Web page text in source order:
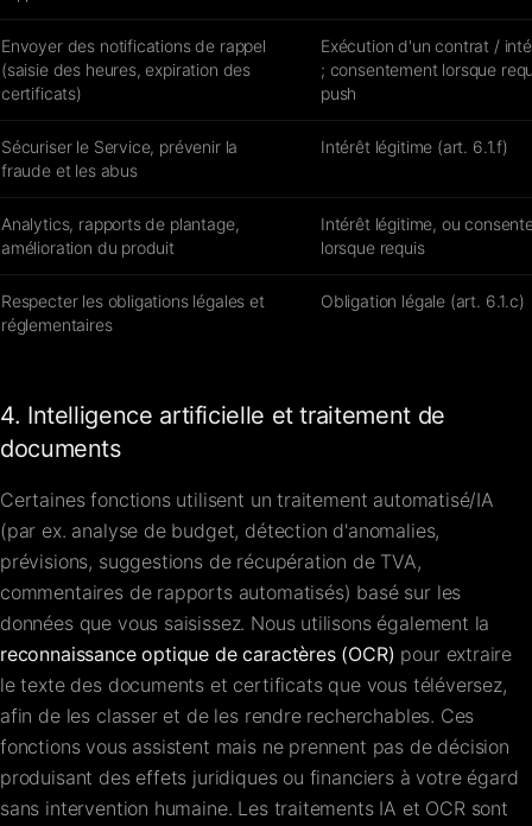
Envoyer des notifications de rappel
(saisie des heures, expiration des
certificats)
Exécution d'un contrat /
; consentement lorsque
push
Sécuriser le Service, prévenir la
fraude et les abus
Intérêt légitime (art. 6.1.f)
Analytics, rapports de plantage,
amélioration du produit
Intérêt légitime, ou
lorsque requis
Respecter les obligations légales et
réglementaires
Obligation légale (art. 6.1.c)
4. Intelligence artificielle et traitement de
documents
Certaines fonctions utilisent un traitement automatisé/IA
(par ex. analyse de budget, détection d'anomalies,
prévisions, suggestions de récupération de TVA,
commentaires de rapports automatisés) basé sur les
données que vous saisissez. Nous utilisons également la
reconnaissance optique de caractères (OCR) pour extraire
le texte des documents et certificats que vous téléversez,
afin de les classer et de les rendre recherchables. Ces
fonctions vous assistent mais ne prennent pas de décision
produisant des effets juridiques ou financiers à votre égard
sans intervention humaine. Les traitements IA et OCR sont